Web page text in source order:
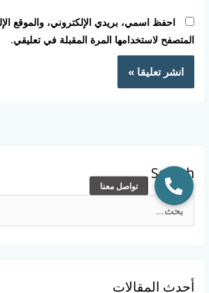
احفظ اسمي، بريدي الإلكتروني، والموقع
المتصفح لاستخدامها المرة المقبلة في تعليقي.
Search
ث
أحدث المقالات